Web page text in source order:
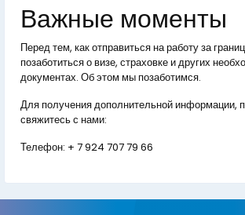
Важные моменты
Перед тем, как отправиться на работу за
позаботиться о визе, страховке и других
документах. Об этом мы позаботимся.
Для получения дополнительной информации,
свяжитесь с нами:
Телефон: + 7 924 707 79 66